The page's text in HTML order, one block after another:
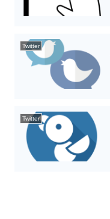
Twitter
Twitter